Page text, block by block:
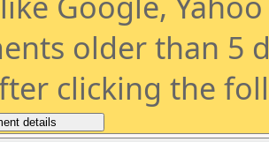
older than 5
clicking the